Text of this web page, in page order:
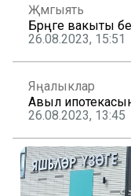
Җәмгыять
Бәрәңге вакыты
26.08.2023, 15:51
Яңалыклар
Авыл
26.08.2023, 13:45